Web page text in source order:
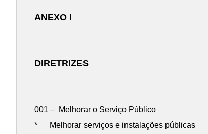
ANEXO I
DIRETRIZES
001 – Melhorar o Serviço Público
* Melhorar serviços e instalações públicas